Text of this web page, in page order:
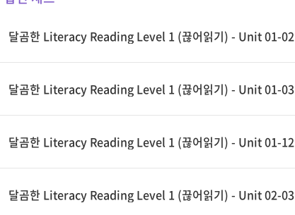
달곰한 Literacy Reading Level 1 (끊어읽기) - Unit 01-02
달곰한 Literacy Reading Level 1 (끊어읽기) - Unit 01-03
달곰한 Literacy Reading Level 1 (끊어읽기) - Unit 01-12
달곰한 Literacy Reading Level 1 (끊어읽기) - Unit 02-03